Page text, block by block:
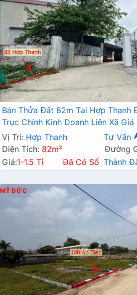
Bán Thửa Đất 82m Tại Hợp Thanh
Trục Chính Kinh Doanh Liên Xã Giá
Vị Trí: Hợp Thanh Tư Vấn
Diện Tích: 82m²
Đường
Giá:1-1.5 Tỉ Đã Có Sổ Thành
MỸ ĐỨC